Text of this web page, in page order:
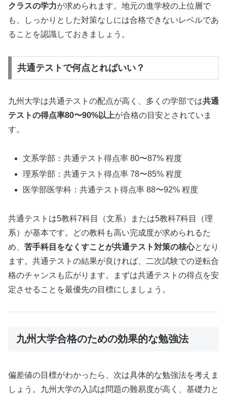
クラスの学力が求められます。地元の進学校の上位層で
も、しっかりとした対策なしには合格できないレベルであ
ることを認識しておきましょう。
共通テストで何点とればいい？
九州大学は共通テストの配点が高く、多くの学部では共通
テストの得点率80〜90%以上が合格の目安とされていま
す。
文系学部：共通テスト得点率 80〜87% 程度
理系学部：共通テスト得点率 78〜85% 程度
医学部医学科：共通テスト得点率 88〜92% 程度
共通テストは5教科7科目（文系）または5教科7科目（理
系）が基本です。どの教科も高い完成度が求められるた
め、 苦手科目をなくすことが共通テスト対策の核心となり
ます。共通テストの結果が良ければ、二次試験での逆転合
格のチャンスも広がります。まずは共通テストの得点を安
定させることを最優先の目標にしましょう。
九州大学合格のための効果的な勉強法
偏差値の目標がわかったら、次は具体的な勉強法を考えま
しょう。九州大学の入試は問題の難易度が高く、基礎力と